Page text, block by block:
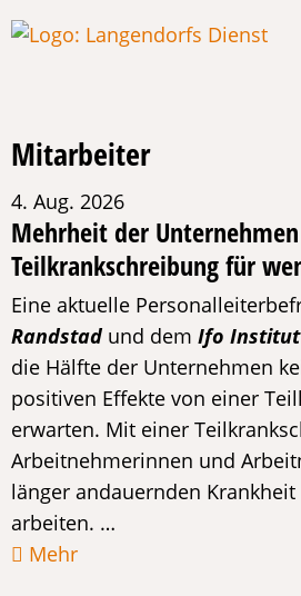
Mitarbeiter
4. Aug. 2026
Mehrheit der
Teilkrankschreibung für
Eine aktuelle
Randstadund dem Ifo Institut
die Hälfte der Unternehmen
positiven Effekte von einer
erwarten. Mit einer
Arbeitnehmerinnen und
länger andauernden
arbeiten. …
Mehr